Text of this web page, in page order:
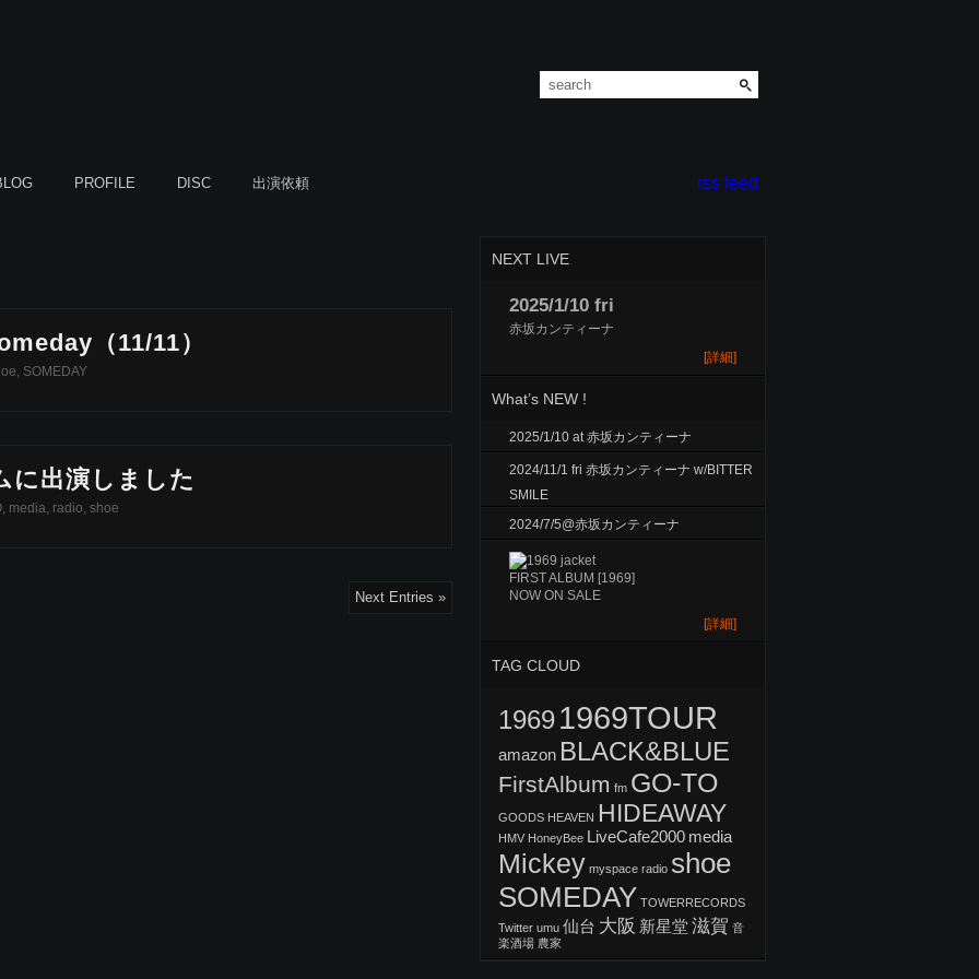
PROFILE DISC 出演依頼 rss feed
（11/11）
, SOMEDAY
に出演しました
, media, radio, shoe
Next Entries »
NEXT LIVE
2025/1/10 fri
赤坂カンティーナ
[詳細]
What’s NEW !
2025/1/10 at 赤坂カンティーナ
2024/11/1 fri 赤坂カンティーナ w/BITTER
SMILE
2024/7/5@赤坂カンティーナ
FIRST ALBUM [1969]
NOW ON SALE
[詳細]
TAG CLOUD
19691969TOUR
amazon BLACK&BLUE
FirstAlbum fm GO-TO
GOODS HEAVEN HIDEAWAY
HMV HoneyBee LiveCafe2000 media
Mickey myspace radio shoe
SOMEDAY TOWERRECORDS
Twitter umu 仙台 大阪 新星堂滋賀 音
楽酒場 農家